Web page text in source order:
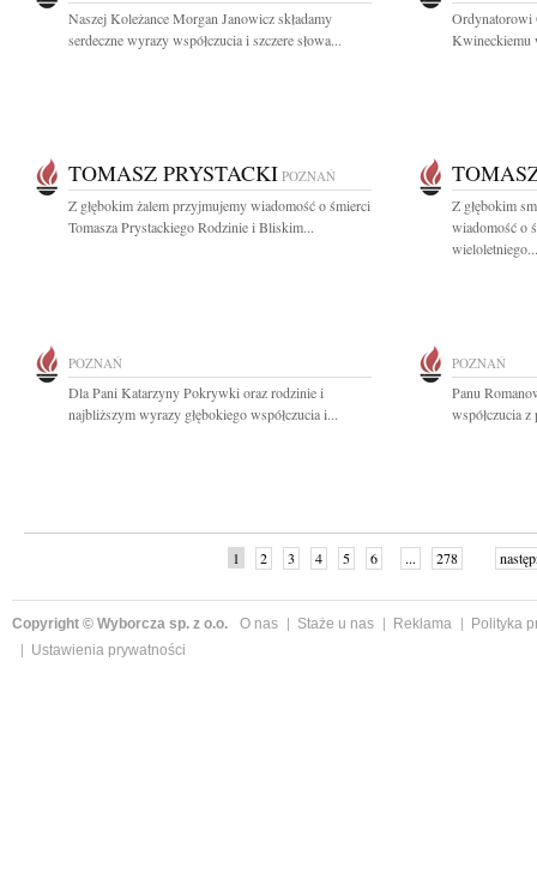
Naszej Koleżance Morgan Janowicz składamy
serdeczne wyrazy współczucia i szczere słowa...
Ordynatorowi
Kwineckiemu
TOMASZ PRYSTACKI POZNAŃ
Z głębokim żalem przyjmujemy wiadomość o śmierci
Tomasza Prystackiego Rodzinie i Bliskim...
Z głębokim
wiadomość o
wieloletniego...
POZNAŃ
Dla Pani Katarzyny Pokrywki oraz rodzinie i
najbliższym wyrazy głębokiego współczucia i...
POZNAŃ
Panu
współczucia
1 2 3 4 5 6 ... 278
Copyright © Wyborcza sp. z o.o. O nas Staże u nas Reklama
Polityka
Ustawienia prywatności